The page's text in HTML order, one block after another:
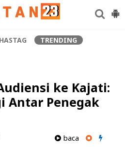
HASTAG TRENDING
ke Kajati:
Antar Penegak
baca